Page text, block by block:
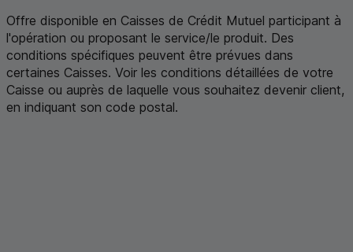
Offre disponible en Caisses de Crédit Mutuel participant à
l'opération ou proposant le service/le produit. Des
conditions spécifiques peuvent être prévues dans
certaines Caisses. Voir les conditions détaillées de votre
Caisse ou auprès de laquelle vous souhaitez devenir client,
en indiquant son code postal.